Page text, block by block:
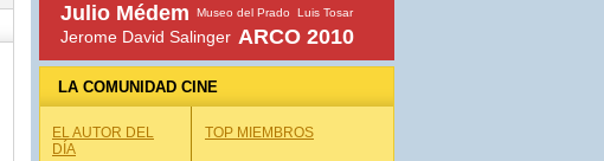
Julio Médem Museo del Prado Luis Tosar
Jerome David Salinger ARCO 2010
LA COMUNIDAD CINE
EL AUTOR DEL
DÍA
TOP MIEMBROS